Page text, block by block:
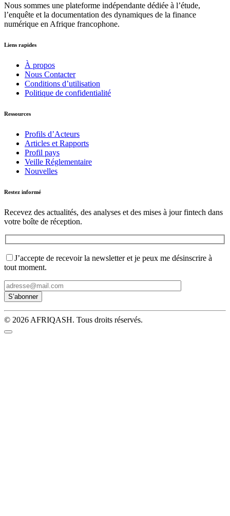
Nous sommes une plateforme indépendante dédiée à l’étude,
l’enquête et la documentation des dynamiques de la finance
numérique en Afrique francophone.
Liens rapides
À propos
Nous Contacter
Conditions d’utilisation
Politique de confidentialité
Ressources
Profils d’Acteurs
Articles et Rapports
Profil pays
Veille Réglementaire
Nouvelles
Restez informé
Recevez des actualités, des analyses et des mises à jour fintech dans
votre boîte de réception.
J’accepte de recevoir la newsletter et je peux me désinscrire à
tout moment.
© 2026 AFRIQASH. Tous droits réservés.